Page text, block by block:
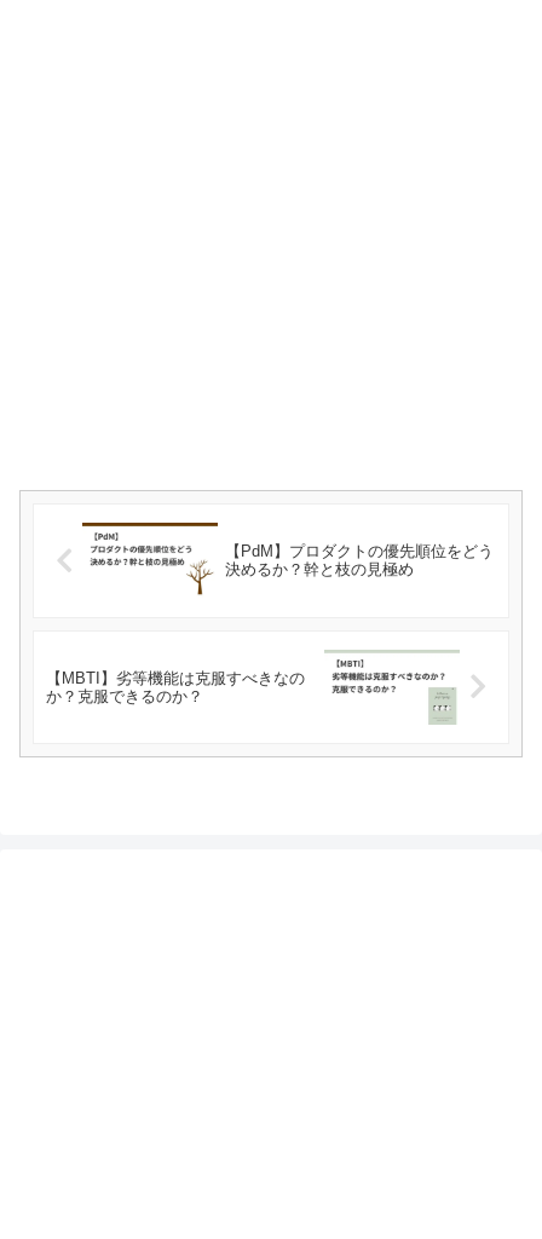
【PdM】プロダクトの優先順位をどう
決めるか？幹と枝の見極め
【MBTI】劣等機能は克服すべきなの
か？克服できるのか？